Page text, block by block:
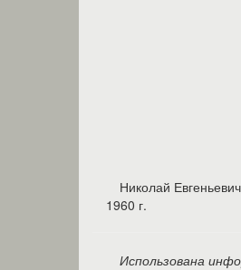
Николай
1960 г.
Использована